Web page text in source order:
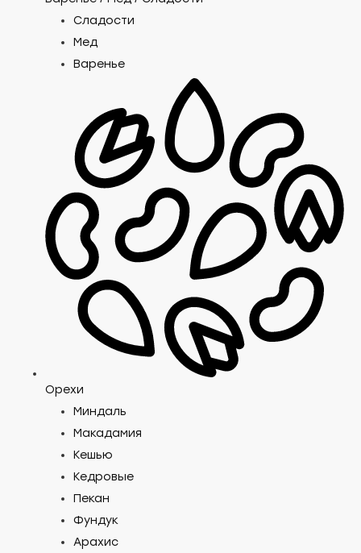
Сладости
Мед
Варенье
Орехи
Миндаль
Макадамия
Кешью
Кедровые
Пекан
Фундук
Арахис